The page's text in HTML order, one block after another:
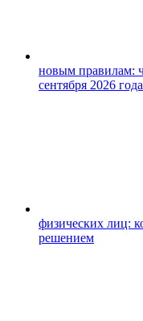
новым правилам:
сентября 2026 года
физических лиц:
решением